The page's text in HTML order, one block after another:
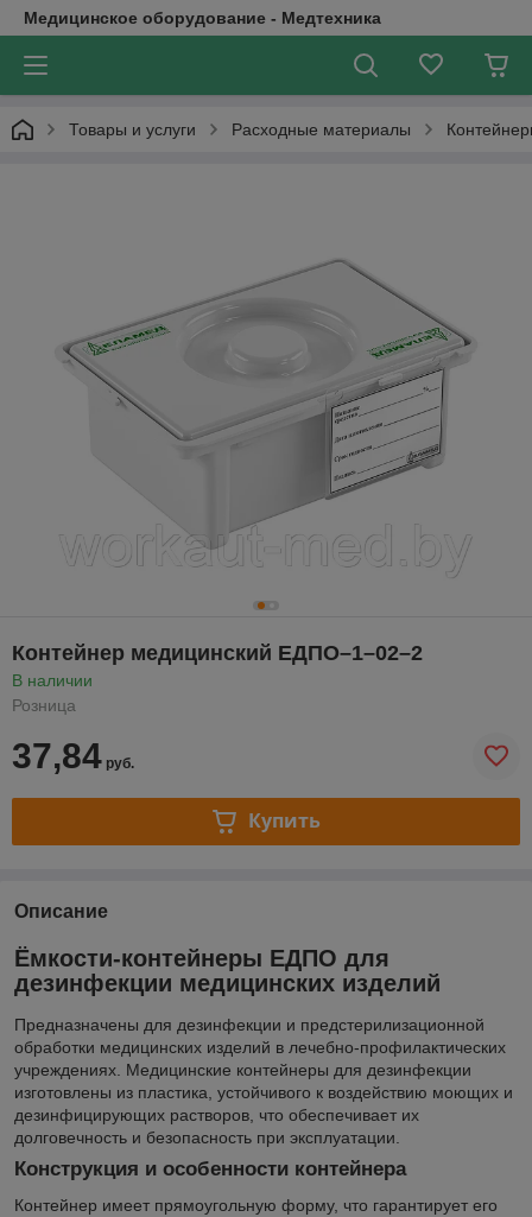
Медицинское оборудование - Медтехника
Товары и услуги Расходные материалы
Контейнер медицинский ЕДПО–1–02–2
В наличии
Розница
37,84 руб.
Купить
Описание
Ёмкости-контейнеры ЕДПО для
дезинфекции медицинских изделий
Предназначены для дезинфекции и предстерилизационной
обработки медицинских изделий в лечебно-профилактических
учреждениях. Медицинские контейнеры для дезинфекции
изготовлены из пластика, устойчивого к воздействию моющих и
дезинфицирующих растворов, что обеспечивает их
долговечность и безопасность при эксплуатации.
Конструкция и особенности контейнера
Контейнер имеет прямоугольную форму, что гарантирует его